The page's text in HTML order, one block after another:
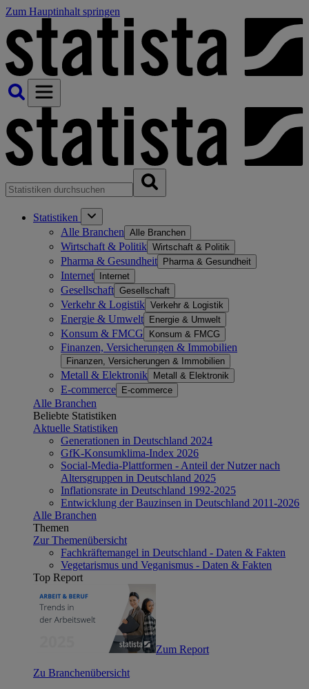
Zum Hauptinhalt springen
Statistiken
Alle Branchen Alle Branchen
Wirtschaft & Politik Wirtschaft & Politik
Pharma & Gesundheit Pharma & Gesundheit
Internet Internet
Gesellschaft Gesellschaft
Verkehr & Logistik Verkehr & Logistik
Energie & Umwelt Energie & Umwelt
Konsum & FMCG Konsum & FMCG
Finanzen, Versicherungen & Immobilien
Finanzen, Versicherungen & Immobilien
Metall & Elektronik Metall & Elektronik
E-commerce E-commerce
Alle Branchen
Beliebte Statistiken
Aktuelle Statistiken
Generationen in Deutschland 2024
GfK-Konsumklima-Index 2026
Social-Media-Plattformen - Anteil der Nutzer nach
Altersgruppen in Deutschland 2025
Inflationsrate in Deutschland 1992-2025
Entwicklung der Bauzinsen in Deutschland 2011-2026
Alle Branchen
Themen
Zur Themenübersicht
Fachkräftemangel in Deutschland - Daten & Fakten
Vegetarismus und Veganismus - Daten & Fakten
Top Report
Zum Report
Zu Branchenübersicht